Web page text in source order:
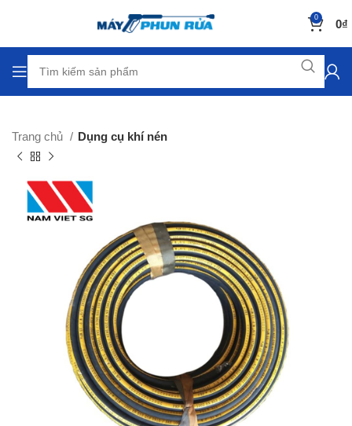
0 0₫
Trang chủ Dụng cụ khí nén